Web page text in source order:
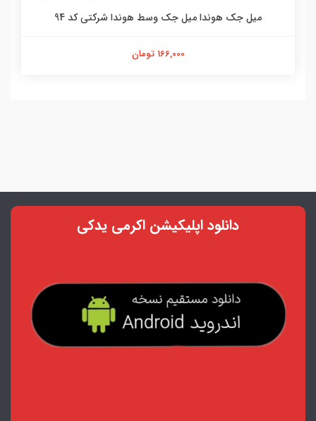
میل جک هوندا میل جک وسط هوندا شرکتی کد 94
166,000 تومان
دانلود اپلیکیشن اکرمی یدکی